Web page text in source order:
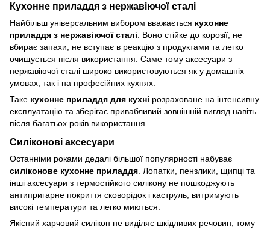
Кухонне приладдя з нержавіючої сталі
Найбільш універсальним вибором вважається кухонне
приладдя з нержавіючої сталі. Воно стійке до корозії, не
вбирає запахи, не вступає в реакцію з продуктами та легко
очищується після використання. Саме тому аксесуари з
нержавіючої сталі широко використовуються як у домашніх
умовах, так і на професійних кухнях.
Таке кухонне приладдя для кухні розраховане на інтенсивну
експлуатацію та зберігає привабливий зовнішній вигляд навіть
після багатьох років використання.
Силіконові аксесуари
Останніми роками дедалі більшої популярності набуває
силіконове кухонне приладдя . Лопатки, пензлики, щипці та
інші аксесуари з термостійкого силікону не пошкоджують
антипригарне покриття сковорідок і каструль, витримують
високі температури та легко миються.
Якісний харчовий силікон не виділяє шкідливих речовин, тому